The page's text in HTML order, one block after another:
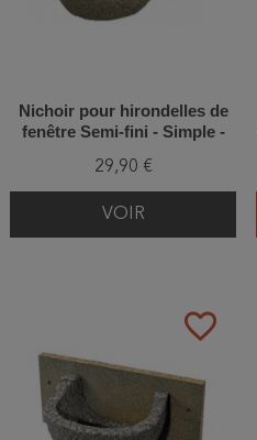
Nichoir pour hirondelles de
fenêtre Semi-fini - Simple -
(Nº13B-318/8)
29,90 €
VOIR
favorite_border